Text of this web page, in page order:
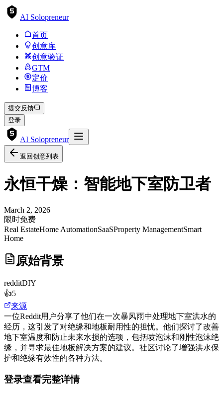
AI Solopreneur
首页
创意库
创意验证
GTM
定价
博客
提交反馈
登录
AI Solopreneur
返回创意列表
永恒干燥：智能地下室防卫者
March 2, 2026
限时免费
Real EstateHome AutomationSaaSProperty ManagementSmart
Home
原始背景
redditDIY
👍5
来源
一位Reddit用户分享了他们在一次暴风雨中处理地下室洪水的
经历，这引发了对绝缘和地板耐用性的担忧。他们探讨了改善
地下室温度和防止未来水损的选项，包括喷泡沫和刚性泡沫绝
缘，并寻求最佳地板解决方案的建议。社区讨论了增强洪水保
护和绝缘有效性的各种方法。
登录查看完整详情